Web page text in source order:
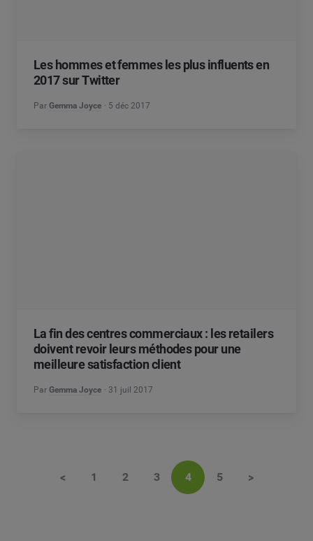
Les hommes et femmes les plus influents en
2017 sur Twitter
Par Gemma Joyce 5 déc 2017
La fin des centres commerciaux : les retailers
doivent revoir leurs méthodes pour une
meilleure satisfaction client
Par Gemma Joyce 31 juil 2017
< 1 2 3 4 5 >